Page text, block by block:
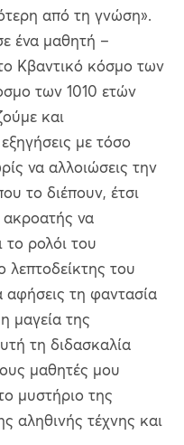
από τη γνώση».
ένα μαθητή –
Κβαντικό κόσμο των
των 1010 ετών
και
με τόσο
να αλλοιώσεις την
το διέπουν, έτσι
ακροατής να
το ρολόι του
λεπτοδείκτης του
αφήσεις τη φαντασία
μαγεία της
τη διδασκαλία
μαθητές μου
μυστήριο της
αληθινής τέχνης και